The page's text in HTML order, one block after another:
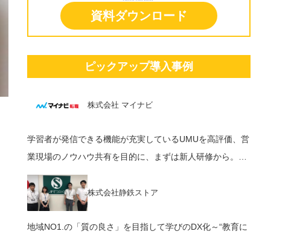
資料ダウンロード
ピックアップ導入事例
株式会社 マイナビ
学習者が発信できる機能が充実しているUMUを高評価、営
業現場のノウハウ共有を目的に、まずは新人研修から。株
式会社 マイナビ 様
株式会社静鉄ストア
地域NO1.の「質の良さ」を目指して学びのDX化～“教育に